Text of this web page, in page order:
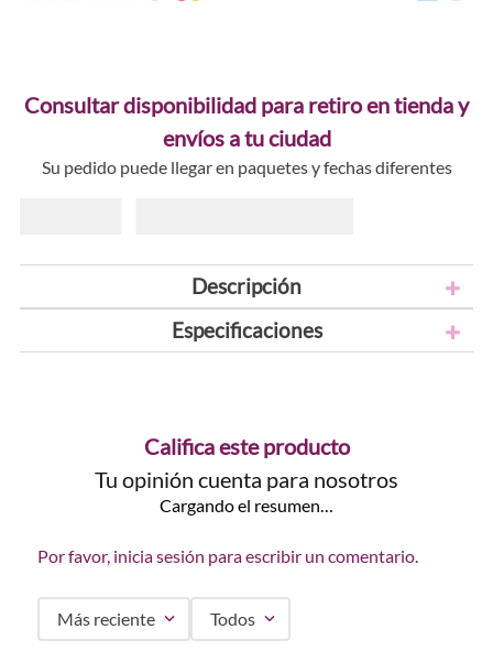
Consultar disponibilidad para retiro en tienda y
envíos a tu ciudad
Su pedido puede llegar en paquetes y fechas diferentes
Descripción
Especificaciones
Califica este producto
Tu opinión cuenta para nosotros
Cargando el resumen…
Por favor, inicia sesión para escribir un comentario.
Más reciente Todos